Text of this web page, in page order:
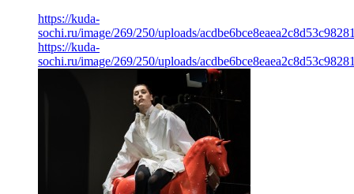
https://kuda-
sochi.ru/image/269/250/uploads/
https://kuda-
sochi.ru/image/269/250/uploads/